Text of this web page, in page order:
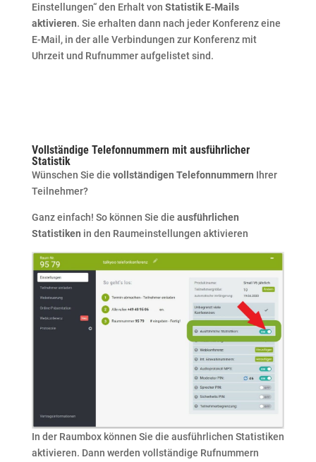
Einstellungen“ den Erhalt von Statistik E-Mails
aktivieren. Sie erhalten dann nach jeder Konferenz eine
E-Mail, in der alle Verbindungen zur Konferenz mit
Uhrzeit und Rufnummer aufgelistet sind.
Vollständige Telefonnummern mit ausführlicher
Statistik
Wünschen Sie die vollständigen Telefonnummern Ihrer
Teilnehmer?
Ganz einfach! So können Sie die ausführlichen
Statistiken in den Raumeinstellungen aktivieren
In der Raumbox können Sie die ausführlichen Statistiken
aktivieren. Dann werden vollständige Rufnummern